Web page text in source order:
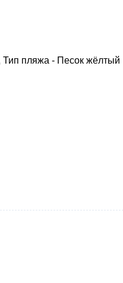
пляжа - Песок жёлтый